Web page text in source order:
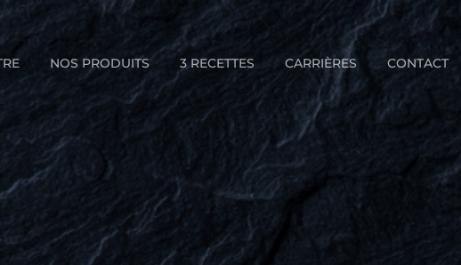
NOS PRODUITS 3 RECETTES CARRIÈRES CONTACT